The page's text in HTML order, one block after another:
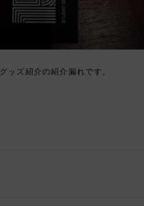
ッズ紹介の紹介漏れです。